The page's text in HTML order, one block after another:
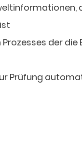
der die
Prüfung